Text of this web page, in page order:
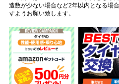
造数が少ない場合など2年以内となる場
すようお願い致します。